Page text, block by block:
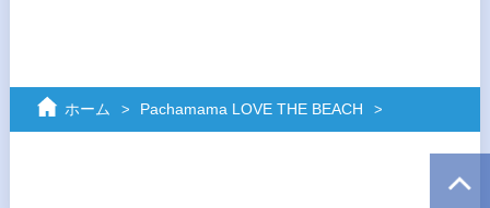
ホーム Pachamama LOVE THE BEACH